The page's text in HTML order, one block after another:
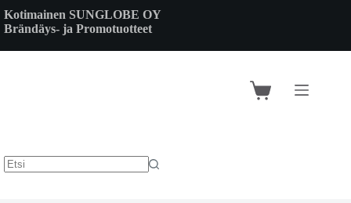
to
content
Kotimainen SUNGLOBE OY
Brändäys- ja Promotuotteet
Shopping